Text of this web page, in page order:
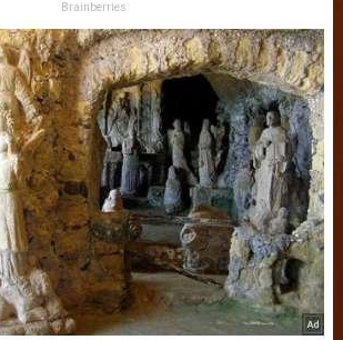
Brainberries